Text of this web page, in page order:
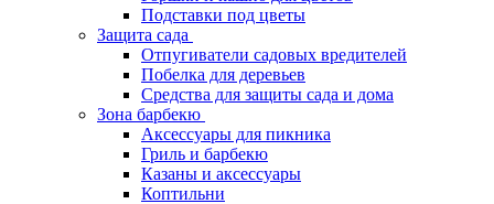
Подставки под цветы
Защита сада
Отпугиватели садовых вредителей
Побелка для деревьев
Средства для защиты сада и дома
Зона барбекю
Аксессуары для пикника
Гриль и барбекю
Казаны и аксессуары
Коптильни